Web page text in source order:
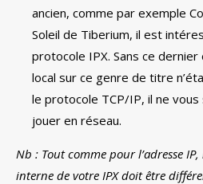
ancien, comme par exemple
Soleil de Tiberium, il est
protocole IPX. Sans ce
local sur ce genre de titre
le protocole TCP/IP, il ne
jouer en réseau.
Nb : Tout comme pour l’adresse
interne de votre IPX doit être